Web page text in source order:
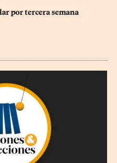
por tercera semana